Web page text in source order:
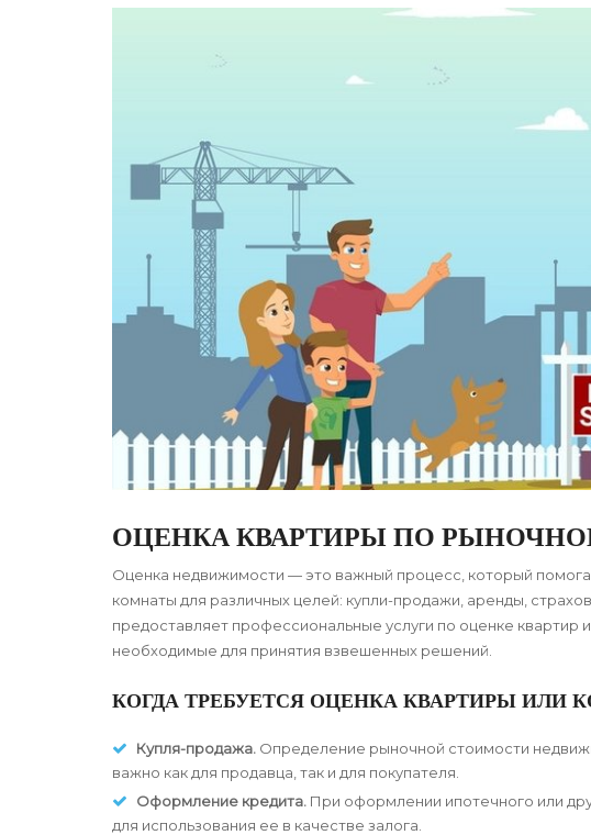
ОЦЕНКА КВАРТИРЫ ПО
Оценка недвижимости — это важный процесс, который
комнаты для различных целей: купли-продажи, аренды,
предоставляет профессиональные услуги по оценке квартир
необходимые для принятия взвешенных решений.
КОГДА ТРЕБУЕТСЯ ОЦЕНКА КВАРТИРЫ ИЛИ
Купля-продажа. Определение рыночной стоимости
важно как для продавца, так и для покупателя.
Оформление кредита. При оформлении ипотечного или
для использования ее в качестве залога.